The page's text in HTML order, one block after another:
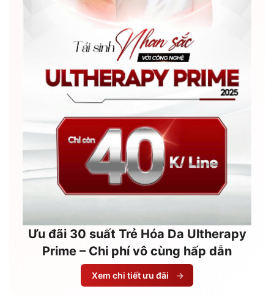
Ưu đãi 30 suất Trẻ Hóa Da Ultherapy
Prime – Chi phí vô cùng hấp dẫn
Xem chi tiết ưu đãi →